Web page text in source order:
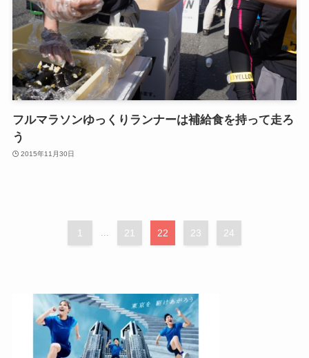
フルマラソンゆっくりランナーは補給食を持って走ろ
う
2015年11月30日
1 21 22 23 24